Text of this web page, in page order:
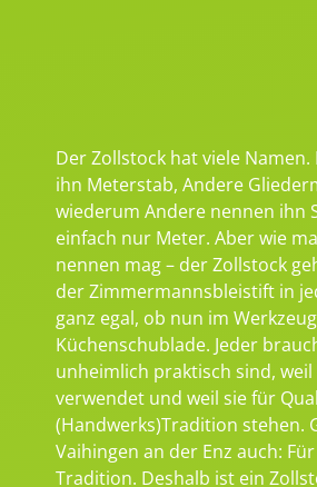
Der Zollstock hat viele
ihn Meterstab, Andere
wiederum Andere nennen ihn
einfach nur Meter. Aber wie
nennen mag – der Zollstock
der Zimmermannsbleistift in
ganz egal, ob nun im
Küchenschublade. Jeder
unheimlich praktisch sind,
verwendet und weil sie für
(Handwerks)Tradition stehen.
Vaihingen an der Enz auch:
Tradition. Deshalb ist ein